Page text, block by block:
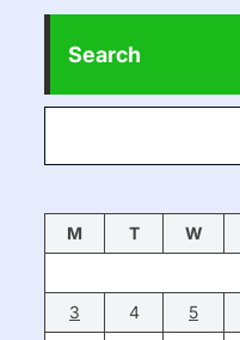
Search
M T W
3
4 5